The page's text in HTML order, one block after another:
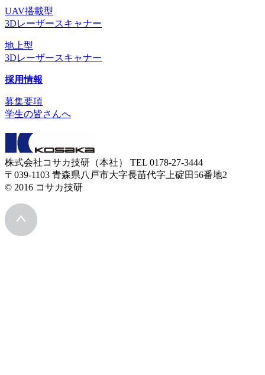
UAV搭載型
3Dレーザースキャナー
地上型
3Dレーザースキャナー
採用情報
募集要項
学生の皆さんへ
株式会社コサカ技研（本社） TEL 0178-27-3444
〒039-1103 青森県八戸市大字長苗代字上碇田56番地2
© 2016 コサカ技研